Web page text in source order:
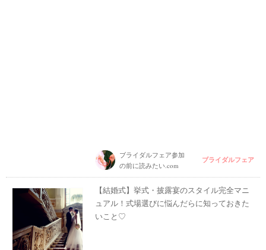
ブライダルフェア参加
の前に読みたい.com
ブライダルフェア
【結婚式】挙式・披露宴のスタイル完全マニ
ュアル！式場選びに悩んだらに知っておきた
いこと♡